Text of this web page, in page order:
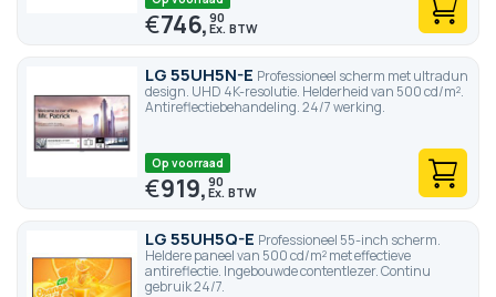
€746,90
LG 55UH5N-E Professioneel scherm met ultradun
design. UHD 4K-resolutie. Helderheid van 500 cd/m².
Antireflectiebehandeling. 24/7 werking.
Op voorraad
€919,90
LG 55UH5Q-E Professioneel 55-inch scherm.
Heldere paneel van 500 cd/m² met effectieve
antireflectie. Ingebouwde contentlezer. Continu
gebruik 24/7.